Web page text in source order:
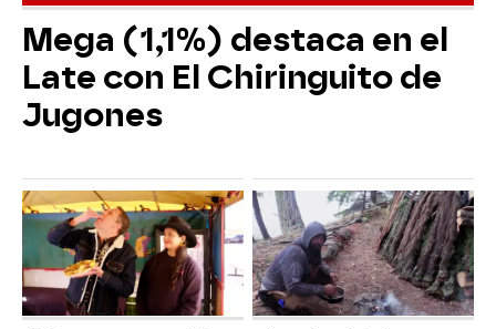
Mega (1,1%) destaca en el
Late con El Chiringuito de
Jugones